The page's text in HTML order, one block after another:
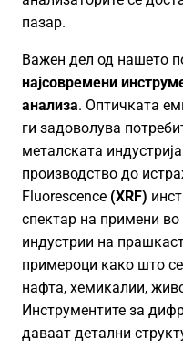
пазар.
Важен дел од нашето
најсовремени
анализа. Оптичката
ги задоволува
металската
производство до
Fluorescence (XRF)
спектар на примени
индустрии на
примероци како што
нафта, хемикалии,
Инструментите за
даваат детални